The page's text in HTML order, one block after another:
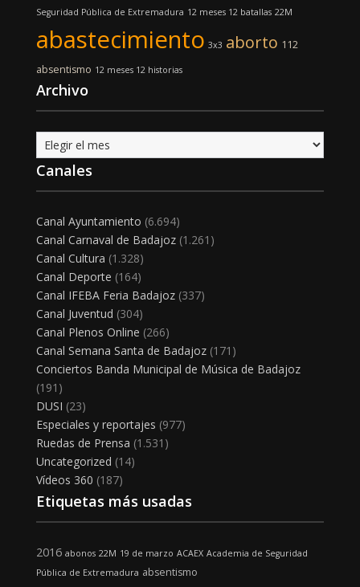
Seguridad Pública de Extremadura 12 meses 12 batallas 22M
abastecimiento 3x3 aborto 112
absentismo 12 meses 12 historias
Archivo
Archivo
Canales
Canal Ayuntamiento (6.694)
Canal Carnaval de Badajoz(1.261)
Canal Cultura (1.328)
Canal Deporte (164)
Canal IFEBA Feria Badajoz(337)
Canal Juventud (304)
Canal Plenos Online (266)
Canal Semana Santa de Badajoz(171)
Conciertos Banda Municipal de Música de Badajoz
(191)
DUSI (23)
Especiales y reportajes (977)
Ruedas de Prensa (1.531)
Uncategorized (14)
Vídeos 360 (187)
Etiquetas más usadas
2016 abonos 22M 19 de marzo ACAEX Academia de Seguridad
Pública de Extremadura absentismo